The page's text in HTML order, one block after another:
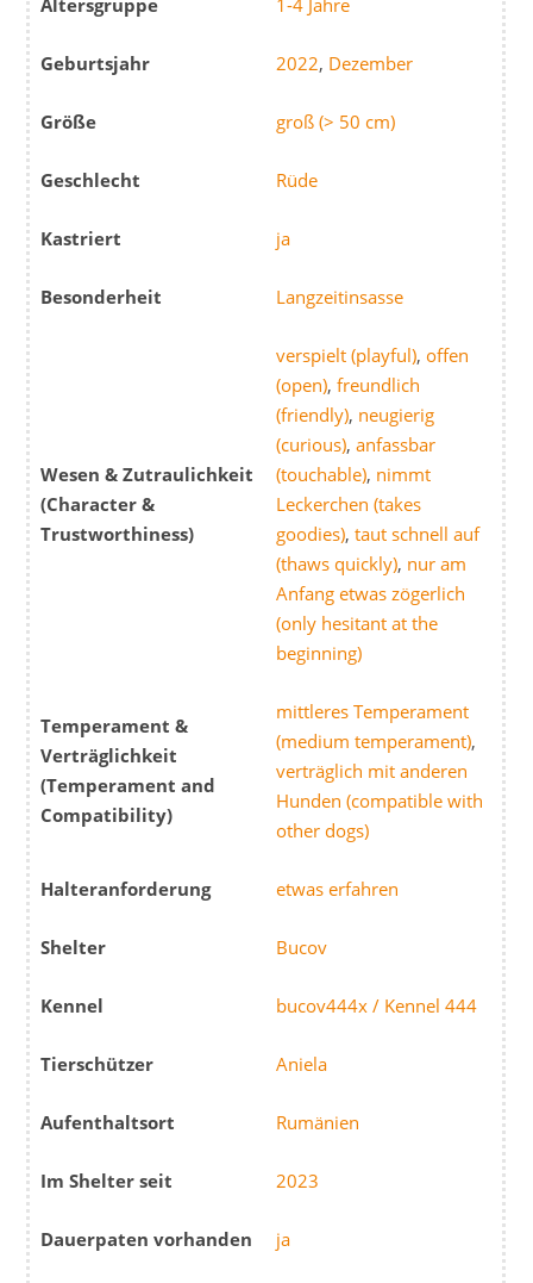
Altersgruppe 1-4 Jahre
Geburtsjahr 2022, Dezember
Größe groß (> 50 cm)
Geschlecht Rüde
Kastriert ja
Besonderheit Langzeitinsasse
Wesen & Zutraulichkeit
(Character &
Trustworthiness)
verspielt (playful),offen
(open),freundlich
(friendly), neugierig
(curious),anfassbar
(touchable), nimmt
Leckerchen (takes
goodies),taut schnell auf
(thaws quickly), nur am
Anfang etwas zögerlich
(only hesitant at the
beginning)
Temperament &
Verträglichkeit
(Temperament and
Compatibility)
mittleres Temperament
(medium temperament),
verträglich mit anderen
Hunden (compatible with
other dogs)
Halteranforderung etwas erfahren
Shelter Bucov
Kennel bucov444x / Kennel 444
Tierschützer Aniela
Aufenthaltsort Rumänien
Im Shelter seit 2023
Dauerpaten vorhanden ja